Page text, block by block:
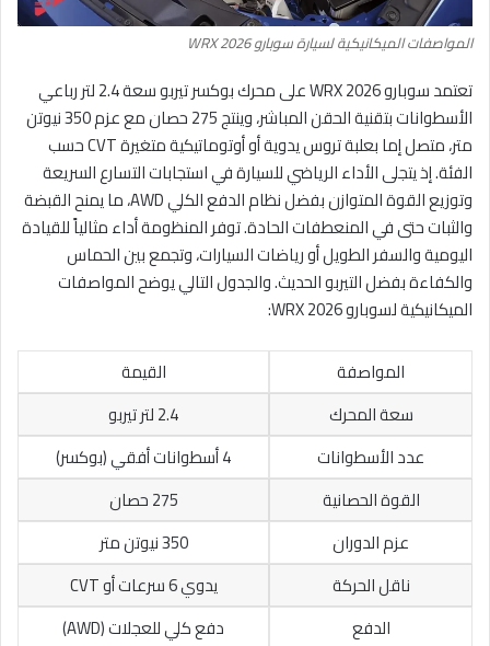
المواصفات الميكانيكية لسيارة سوبارو WRX 2026
تعتمد سوبارو WRX 2026 على محرك بوكسر تيربو سعة 2.4 لتر رباعي
الأسطوانات بتقنية الحقن المباشر، وينتج 275 حصان مع عزم 350 نيوتن
متر، متصل إما بعلبة تروس يدوية أو أوتوماتيكية متغيرة CVT حسب
الفئة. إذ يتجلى الأداء الرياضي للسيارة في استجابات التسارع السريعة
وتوزيع القوة المتوازن بفضل نظام الدفع الكلي AWD، ما يمنح القبضة
والثبات حتى في المنعطفات الحادة. توفر المنظومة أداء مثالياً للقيادة
اليومية والسفر الطويل أو رياضات السيارات، وتجمع بين الحماس
والكفاءة بفضل التيربو الحديث. والجدول التالي يوضح المواصفات
الميكانيكية لسوبارو WRX 2026:
المواصفة
القيمة
سعة المحرك
2.4 لتر تيربو
عدد الأسطوانات
4 أسطوانات أفقي (بوكسر)
القوة الحصانية
275 حصان
عزم الدوران
350 نيوتن متر
ناقل الحركة
يدوي 6 سرعات أو CVT
الدفع
دفع كلي للعجلات (AWD)